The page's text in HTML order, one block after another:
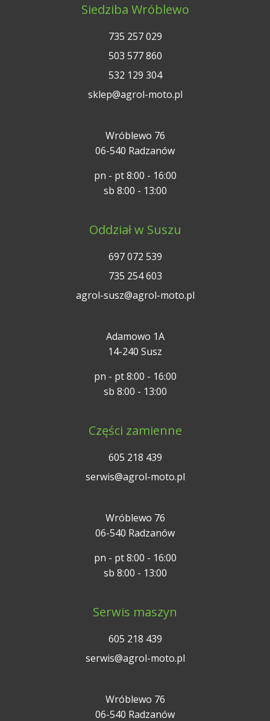
Siedziba Wróblewo
735 257 029
503 577 860
532 129 304
sklep@agrol-moto.pl
Wróblewo 76
06-540 Radzanów
pn - pt 8:00 - 16:00
sb 8:00 - 13:00
Oddział w Suszu
697 072 539
735 254 603
agrol-susz@agrol-moto.pl
Adamowo 1A
14-240 Susz
pn - pt 8:00 - 16:00
sb 8:00 - 13:00
Części zamienne
605 218 439
serwis@agrol-moto.pl
Wróblewo 76
06-540 Radzanów
pn - pt 8:00 - 16:00
sb 8:00 - 13:00
Serwis maszyn
605 218 439
serwis@agrol-moto.pl
Wróblewo 76
06-540 Radzanów